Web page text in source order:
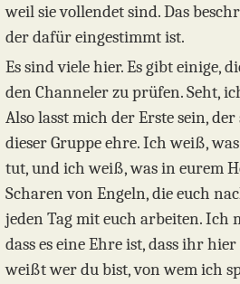
weil sie vollendet sind. Das
der dafür eingestimmt ist.
Es sind viele hier. Es gibt einige,
den Channeler zu prüfen. Seht,
Also lasst mich der Erste sein,
dieser Gruppe ehre. Ich weiß,
tut, und ich weiß, was in eurem
Scharen von Engeln, die euch
jeden Tag mit euch arbeiten. Ich
dass es eine Ehre ist, dass ihr hier
weißt wer du bist, von wem ich